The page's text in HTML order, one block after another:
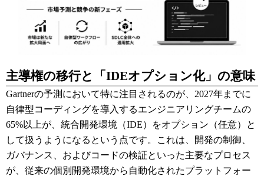
主導権の移行と「IDEオプション化」の意味
Gartnerの予測において特に注目されるのが、2027年までに
自律型コーディングを導入するエンジニアリングチームの
65%以上が、統合開発環境（IDE）をオプション（任意）と
して扱うようになるという点です。これは、開発の制御、
ガバナンス、およびコードの検証といった主要なプロセス
が、従来の個別開発環境から自動化されたプラットフォー